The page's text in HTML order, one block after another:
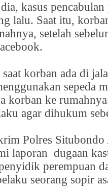
kasus
lalu. Saat itu,
setelah
korban ada di
sepeda
korban ke
agar dihukum
Polres
laporan dugaan
perempuan
seorang sopir